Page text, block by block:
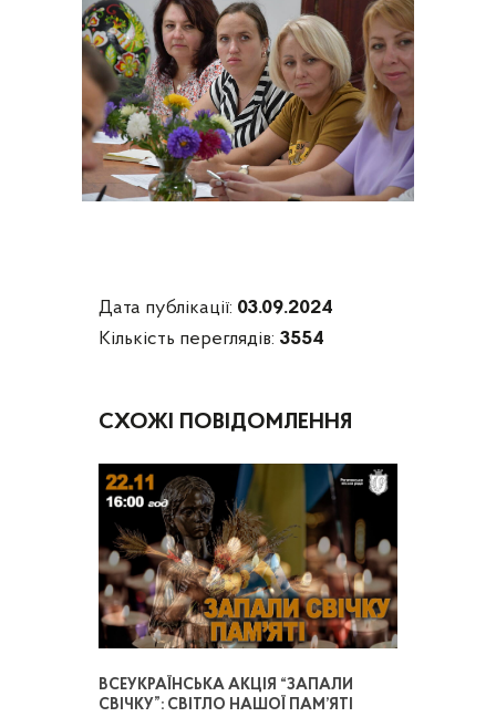
Дата публікації: 03.09.2024
Кількість переглядів: 3554
СХОЖІ ПОВІДОМЛЕННЯ
ВСЕУКРАЇНСЬКА АКЦІЯ “ЗАПАЛИ
СВІЧКУ”: СВІТЛО НАШОЇ ПАМ’ЯТІ